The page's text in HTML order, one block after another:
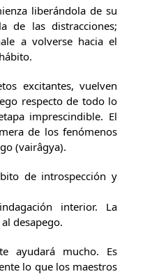
liberándola de su
de las distracciones;
a volverse hacia el
excitantes, vuelven
respecto de todo lo
imprescindible. El
de los fenómenos
(vairâgya).
de introspección y
interior. La
desapego.
ayudará mucho. Es
lo que los maestros